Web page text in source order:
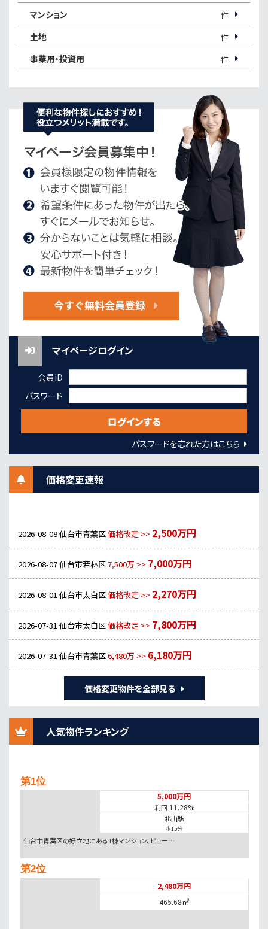
マンション
件
土地
件
事業用・投資用
件
マイページログイン
会員ID
パスワード
パスワードを忘れた方はこちら
価格変更速報
2026-08-08仙台市青葉区価格改定 >> 2,500万円
2026-08-07仙台市若林区7,500万 >> 7,000万円
2026-08-01 仙台市太白区価格改定 >> 2,270万円
2026-07-31 仙台市太白区価格改定 >> 7,800万円
2026-07-31 仙台市青葉区6,480万 >> 6,180万円
価格変更物件を全部見る
人気物件ランキング
第1位
5,000万円
利回11.28%
北山駅
歩15分
仙台市青葉区の好立地にある1棟マンション、ビュー…
第2位
2,480万円
465.68㎡